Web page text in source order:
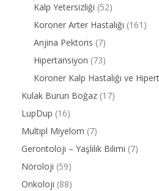
Kalp Yetersizliği (52)
Koroner Arter Hastalığı (161)
Anjina Pektoris (7)
Hipertansiyon (73)
Koroner Kalp Hastalığı ve
Kulak Burun Boğaz (17)
LupDup (16)
Multipl Miyelom (7)
Gerontoloji – Yaşlılık Bilimi (7)
Nöroloji (59)
Onkoloji (88)